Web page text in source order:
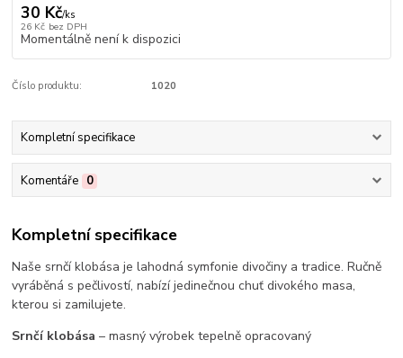
30 Kč/ks
26 Kč bez DPH
Momentálně není k dispozici
Číslo produktu: 1020
Kompletní specifikace
Komentáře 0
Kompletní specifikace
Naše srnčí klobása je lahodná symfonie divočiny a tradice. Ručně
vyráběná s pečlivostí, nabízí jedinečnou chuť divokého masa,
kterou si zamilujete.
Srnčí klobása – masný výrobek tepelně opracovaný